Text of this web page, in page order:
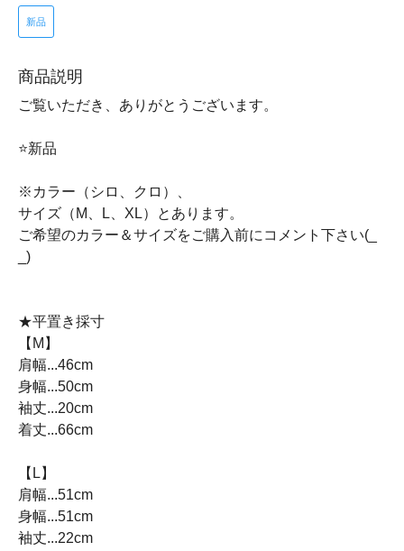
新品
商品説明
ご覧いただき、ありがとうございます。
⭐新品
※カラー（シロ、クロ）、
サイズ（M、L、XL）とあります。
ご希望のカラー＆サイズをご購入前にコメント下さい(_
_)
★平置き採寸
【M】
肩幅...46cm
身幅...50cm
袖丈...20cm
着丈...66cm
【L】
肩幅...51cm
身幅...51cm
袖丈...22cm